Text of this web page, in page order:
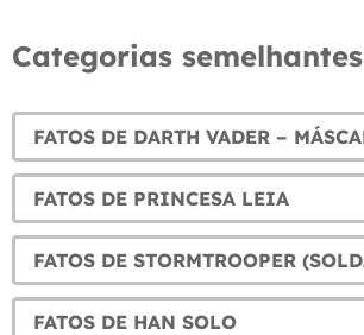
Categorias semelhantes
FATOS DE PRINCESA LEIA
FATOS DE HAN SOLO